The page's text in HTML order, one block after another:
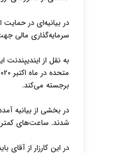
سرمایه‌گذاری مالی
به نقل از ایندیپندنت
برجسته می‌کند.
در بخشی از بیانیه
شدند. ساعت‌های کمتر و
در این کارزار از